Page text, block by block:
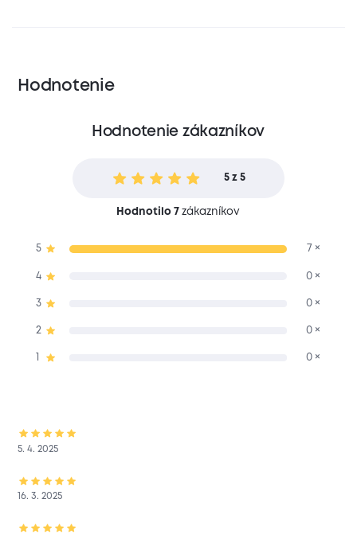
Hodnotenie
Hodnotenie zákazníkov
5 z 5
Hodnotilo 7 zákazníkov
5 7 ×
4 0 ×
3 0 ×
2 0 ×
0 ×
5. 4. 2025
16. 3. 2025